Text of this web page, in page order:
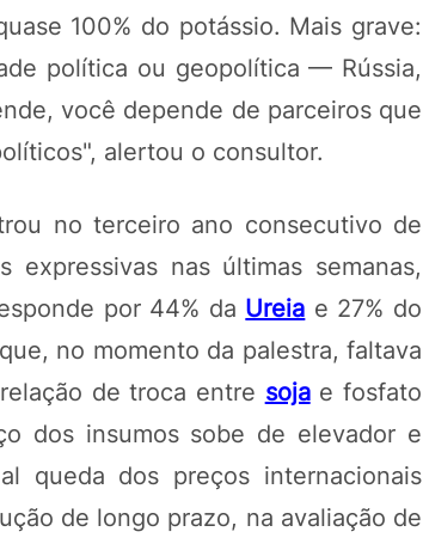
100% do potássio. Mais grave:
política ou geopolítica — Rússia,
você depende de parceiros que
alertou o consultor.
no terceiro ano consecutivo de
expressivas nas últimas semanas,
por 44% da Ureia e 27% do
no momento da palestra, faltava
de troca entre sojae fosfato
dos insumos sobe de elevador e
queda dos preços internacionais
de longo prazo, na avaliação de